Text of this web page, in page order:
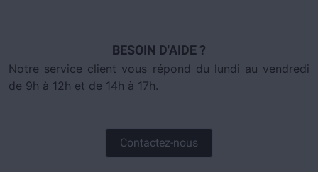
BESOIN D'AIDE ?
Notre service client vous répond du lundi au vendredi
de 9h à 12h et de 14h à 17h.
Contactez-nous